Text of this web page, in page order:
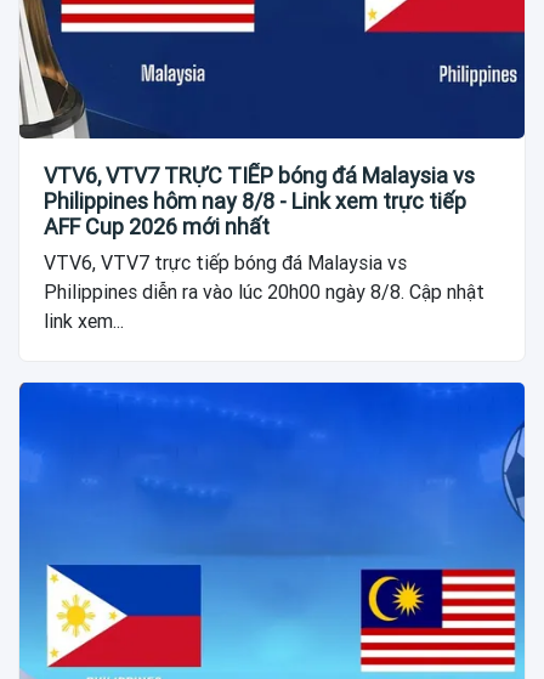
VTV6, VTV7 TRỰC TIẾP bóng đá Malaysia vs
Philippines hôm nay 8/8 - Link xem trực tiếp
AFF Cup 2026 mới nhất
VTV6, VTV7 trực tiếp bóng đá Malaysia vs
Philippines diễn ra vào lúc 20h00 ngày 8/8. Cập nhật
link xem...